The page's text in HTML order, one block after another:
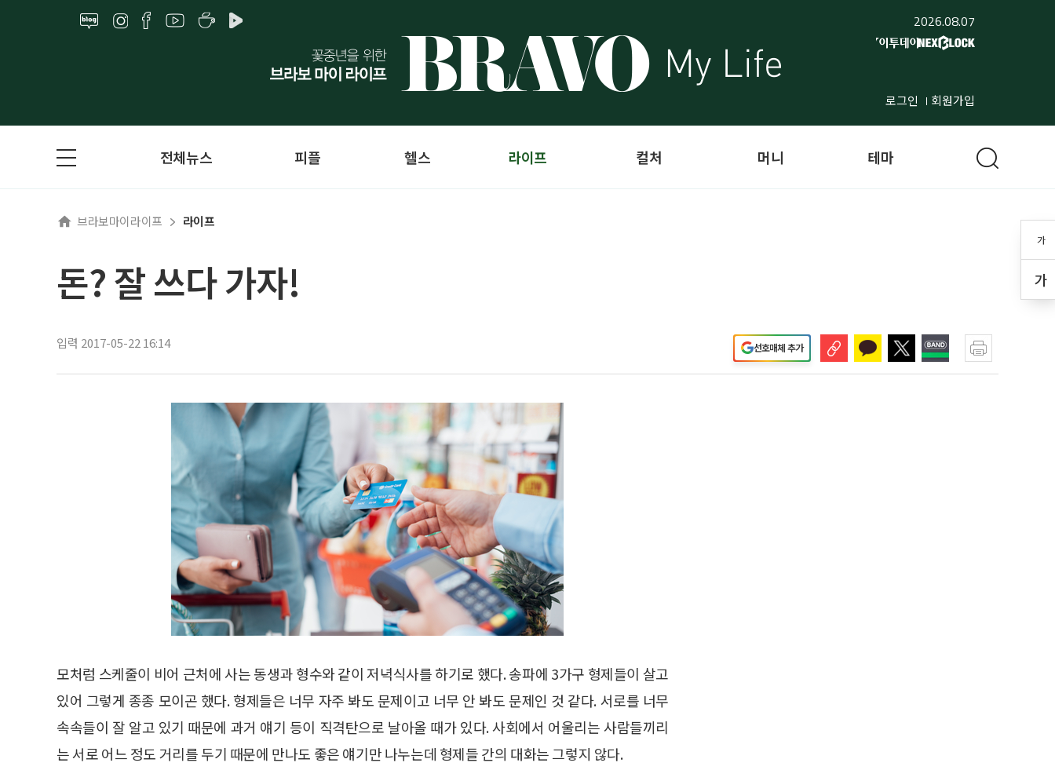
2026.08.07
로그인 회원가입
가
가
전체뉴스 피플 헬스 라이프 컬처 머니 테마
브라보마이라이프 라이프
돈? 잘 쓰다 가자!
입력 2017-05-22 16:14 선호매체 추가
모처럼 스케줄이 비어 근처에 사는 동생과 형수와 같이 저녁식사를 하기로 했다. 송파에 3가구 형제들이 살고
있어 그렇게 종종 모이곤 했다. 형제들은 너무 자주 봐도 문제이고 너무 안 봐도 문제인 것 같다. 서로를 너무
속속들이 잘 알고 있기 때문에 과거 얘기 등이 직격탄으로 날아올 때가 있다. 사회에서 어울리는 사람들끼리
는 서로 어느 정도 거리를 두기 때문에 만나도 좋은 얘기만 나누는데 형제들 간의 대화는 그렇지 않다.